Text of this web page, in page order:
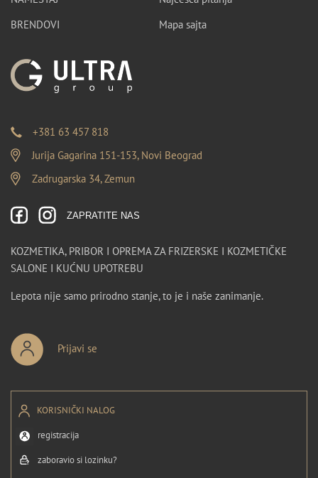
BRENDOVI
Mapa sajta
+381 63 457 818
Jurija Gagarina 151-153, Novi Beograd
Zadrugarska 34, Zemun
ZAPRATITE NAS
KOZMETIKA, PRIBOR I OPREMA ZA FRIZERSKE I KOZMETIČKE
SALONE I KUĆNU UPOTREBU
Lepota nije samo prirodno stanje, to je i naše zanimanje.
Prijavi se
KORISNIČKI NALOG
registracija
zaboravio si lozinku?